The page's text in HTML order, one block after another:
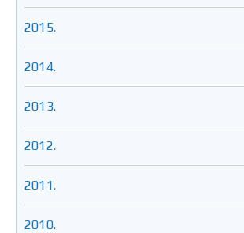
2015.
2014.
2013.
2012.
2011.
2010.